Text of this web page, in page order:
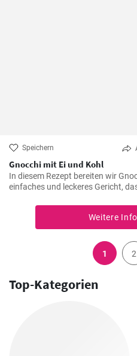
Speichern
Gnocchi mit Ei und Kohl
In diesem Rezept bereiten wir
einfaches und leckeres Gericht,
Weitere
1 2
Top-Kategorien